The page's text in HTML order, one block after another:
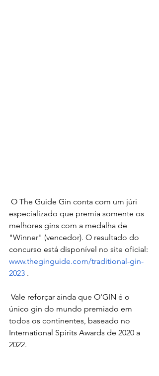
especializado que premia somente os
melhores gins com a medalha de
"Winner" (vencedor). O resultado do
concurso está disponível no site oficial:
www.theginguide.com/traditional-gin-
2023 .
único gin do mundo premiado em
todos os continentes, baseado no
International Spirits Awards de 2020 a
2022.